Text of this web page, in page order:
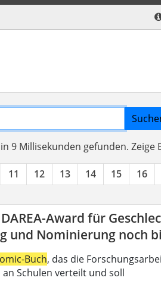
9 Millisekunden gefunden. Zeige
11 12 13 14 15 16
Award für
und Nominierung noch
Buch, das die
Schulen verteilt und soll